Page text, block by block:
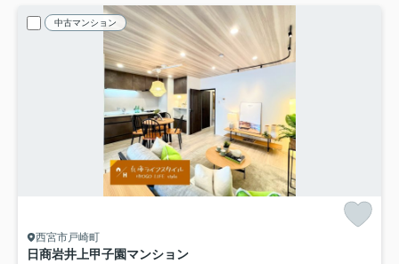
中古マンション
西宮市戸崎町
日商岩井上甲子園マンション